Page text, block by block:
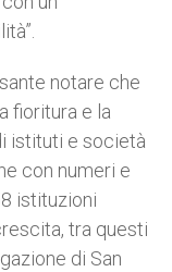
notare che
fioritura e la
istituti e società
con numeri e
istituzioni
tra questi
di San